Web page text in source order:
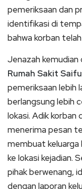
pemeriksaan dan
identifikasi di
bahwa korban
Jenazah kemudian
Rumah Sakit
pemeriksaan lebih
berlangsung lebih
lokasi. Adik korban
menerima pesan
membuat keluarga
ke lokasi kejadian.
pihak berwenang,
dengan laporan